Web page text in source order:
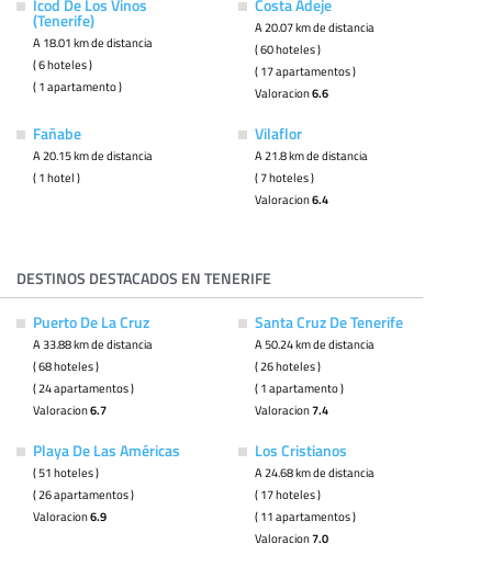
Icod De Los Vinos
(Tenerife)
A 18.01 km de distancia
( 6 hoteles )
( 1 apartamento )
Costa Adeje
A 20.07 km de distancia
( 60 hoteles )
( 17 apartamentos )
Valoracion6.6
Fañabe
A 20.15 km de distancia
( 1 hotel )
Vilaflor
A 21.8 km de distancia
( 7 hoteles )
Valoracion6.4
DESTINOS DESTACADOS EN TENERIFE
Puerto De La Cruz
A 33.88 km de distancia
( 68 hoteles )
( 24 apartamentos )
Valoracion6.7
Santa Cruz De Tenerife
A 50.24 km de distancia
( 26 hoteles )
( 1 apartamento )
Valoracion7.4
Playa De Las Américas
( 51 hoteles )
( 26 apartamentos )
Valoracion6.9
Los Cristianos
A 24.68 km de distancia
( 17 hoteles )
( 11 apartamentos )
Valoracion7.0